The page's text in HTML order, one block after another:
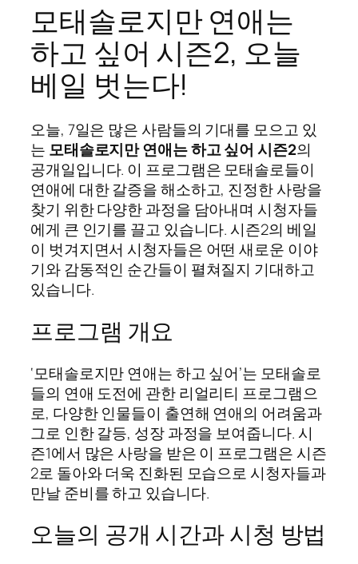
모태솔로지만 연애는
하고 싶어 시즌2, 오늘
베일 벗는다!
오늘, 7일은 많은 사람들의 기대를 모으고 있
는 모태솔로지만 연애는 하고 싶어 시즌2의
공개일입니다. 이 프로그램은 모태솔로들이
연애에 대한 갈증을 해소하고, 진정한 사랑을
찾기 위한 다양한 과정을 담아내며 시청자들
에게 큰 인기를 끌고 있습니다. 시즌2의 베일
이 벗겨지면서 시청자들은 어떤 새로운 이야
기와 감동적인 순간들이 펼쳐질지 기대하고
있습니다.
프로그램 개요
‘모태솔로지만 연애는 하고 싶어’는 모태솔로
들의 연애 도전에 관한 리얼리티 프로그램으
로, 다양한 인물들이 출연해 연애의 어려움과
그로 인한 갈등, 성장 과정을 보여줍니다. 시
즌1에서 많은 사랑을 받은 이 프로그램은 시즌
2로 돌아와 더욱 진화된 모습으로 시청자들과
만날 준비를 하고 있습니다.
오늘의 공개 시간과 시청 방법